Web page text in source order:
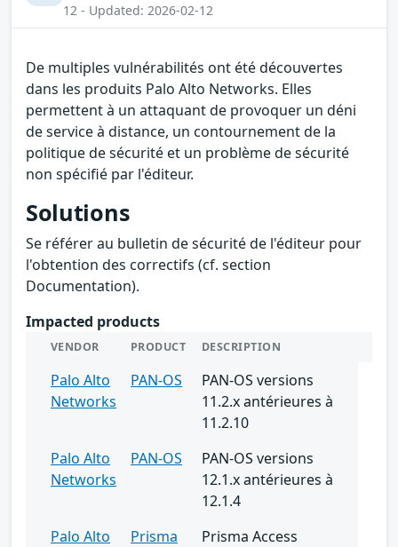
12 - Updated: 2026-02-12
De multiples vulnérabilités ont été découvertes
dans les produits Palo Alto Networks. Elles
permettent à un attaquant de provoquer un déni
de service à distance, un contournement de la
politique de sécurité et un problème de sécurité
non spécifié par l'éditeur.
Solutions
Se référer au bulletin de sécurité de l'éditeur pour
l'obtention des correctifs (cf. section
Documentation).
Impacted products
VENDOR PRODUCT DESCRIPTION
Palo Alto
Networks
PAN-OS
PAN-OS versions
11.2.x antérieures à
11.2.10
Palo Alto
Networks
PAN-OS
PAN-OS versions
12.1.x antérieures à
12.1.4
Palo Alto
Prisma
Prisma Access